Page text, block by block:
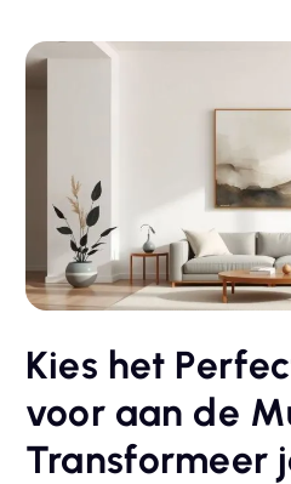
Kies het
voor aan de
Transformeer